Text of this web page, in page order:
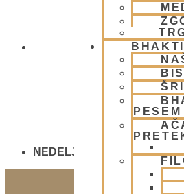
PESEM
NEDELJSKO SREČANJE -